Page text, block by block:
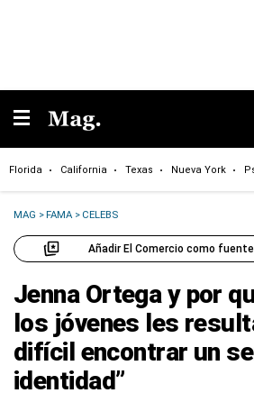
Florida California Texas Nueva York
MAG >FAMA > CELEBS
Añadir El Comercio como
Jenna Ortega y por
los jóvenes les
difícil encontrar un
identidad”